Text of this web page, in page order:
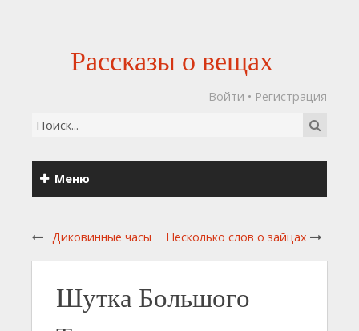
Рассказы о вещах
Войти • Регистрация
Меню
Диковинные часы Несколько слов о зайцах
Шутка Большого